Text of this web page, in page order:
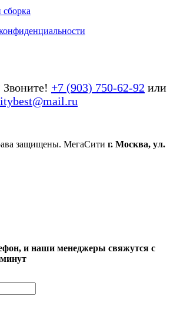
сборка
Звоните! +7 (903) 750-62-92 или
защищены. МегаСити г. Москва, ул.
и наши менеджеры свяжутся с